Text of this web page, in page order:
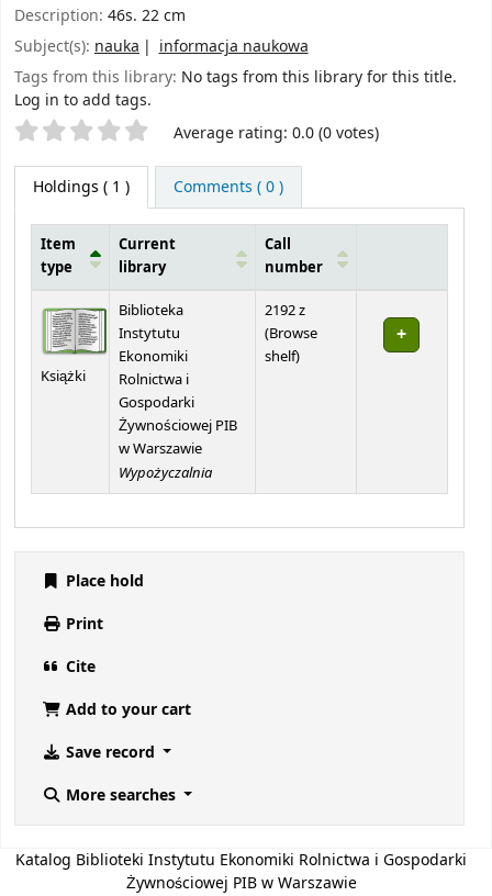
Description: 46s. 22 cm
Subject(s): nauka
informacja naukowa
Tags from this library: No tags from this library for this title.
Log in to add tags.
Star ratings Average rating: 0.0 (0 votes)
Holdings ( 1 ) Comments ( 0 )
Item
type
Current
library
Call
number
Książki
Biblioteka
Instytutu
Ekonomiki
Rolnictwa i
Gospodarki
Żywnościowej PIB
w Warszawie
Wypożyczalnia
2192 z
(Browse
shelf(Opens below)
)
Place hold
Print
Cite
Add to your cart
Save record
More searches
Katalog Biblioteki Instytutu Ekonomiki Rolnictwa i Gospodarki
Żywnościowej PIB w Warszawie